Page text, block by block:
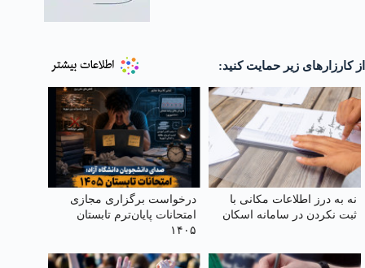
از کارزارهای زیر حمایت کنید:
نه به درز اطلاعات مکانی با
ثبت نکردن در سامانه اسکان
درخواست برگزاری مجازی
امتحانات پایان‌ترم تابستان
۱۴۰۵